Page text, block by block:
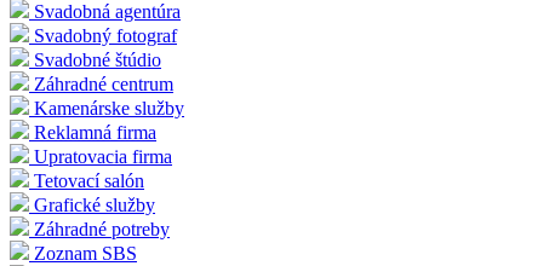
Svadobná agentúra
Svadobný fotograf
Svadobné štúdio
Záhradné centrum
Kamenárske služby
Reklamná firma
Upratovacia firma
Tetovací salón
Grafické služby
Záhradné potreby
Zoznam SBS